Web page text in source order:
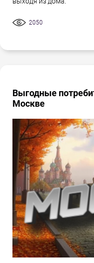
2050
Выгодные
Москве